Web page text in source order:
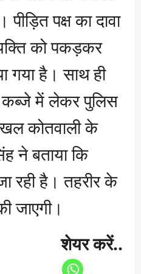
पक्ष का दावा
को पकड़कर
गया है। साथ ही
कब्जे में लेकर पुलिस
कोतवाली के
ने बताया कि
रही है। तहरीर के
जाएगी।
शेयर करें..